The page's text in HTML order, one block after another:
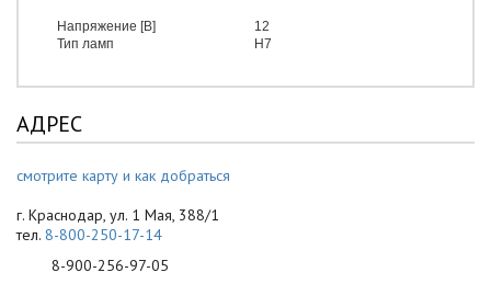
Напряжение [В]
12
Тип ламп
H7
АДРЕС
смотрите карту и как добраться
г. Краснодар, ул. 1 Мая, 388/1
тел. 8-800-250-17-14
8-900-256-97-05